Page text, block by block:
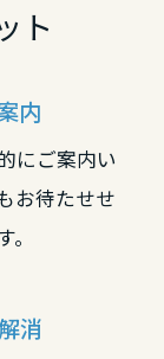
ト
内
にご案内い
お待たせせ
消